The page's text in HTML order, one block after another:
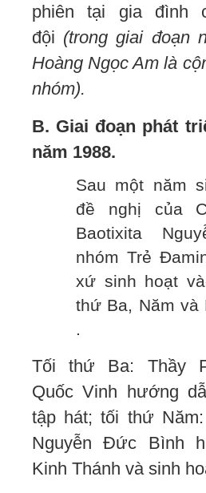
phiên tại gia đình
đội (trong giai đoạn
Hoàng Ngọc Am là
nhóm).
B. Giai đoạn phát
năm 1988.
Sau một năm
đề nghị của
Baotixita
nhóm Trẻ
xứ sinh hoạt
thứ Ba, Năm và
.
Tối thứ Ba: Thầy
Quốc Vinh hướng
tập hát; tối thứ
Nguyễn Đức Bình
Kinh Thánh và sinh